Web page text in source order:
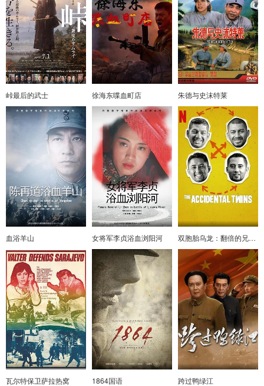
峠最后的武士 徐海东喋血町店 朱德与史沫特莱
血浴羊山 女将军李贞浴血浏阳河 双胞胎乌龙：翻倍的兄弟情
瓦尔特保卫萨拉热窝 1864国语 跨过鸭绿江